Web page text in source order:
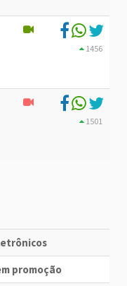
1456
1501
promoção